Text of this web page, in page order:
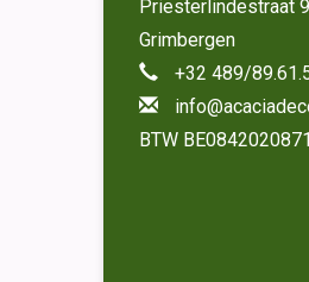
Priesterlindestraat
Grimbergen
+32 489/
BTW BE0842020871